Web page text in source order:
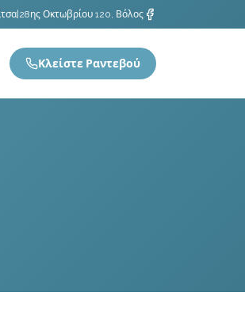
| 28ης Οκτωβρίου 120, Βόλος
Κλείστε Ραντεβού